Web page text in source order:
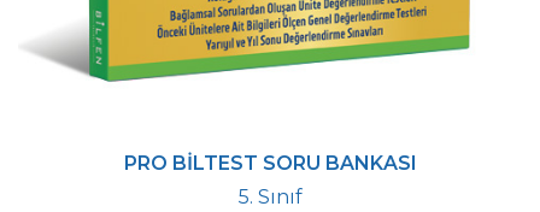
PRO BİLTEST SORU BANKASI
5. Sınıf